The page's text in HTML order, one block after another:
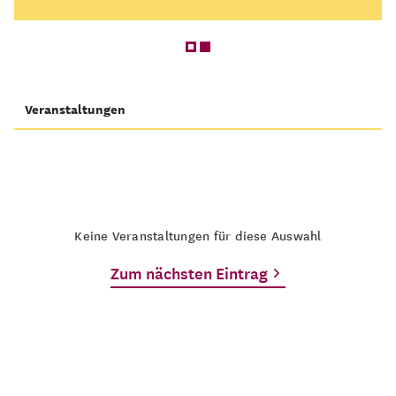
Veranstaltungen
Keine Veranstaltungen für diese Auswahl
Zum nächsten Eintrag